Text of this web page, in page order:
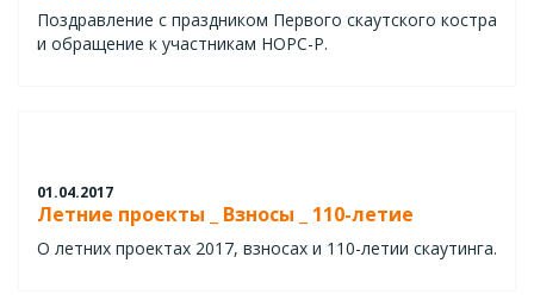
Поздравление с праздником Первого скаутского костра
и обращение к участникам НОРС-Р.
01.04.2017
Летние проекты _ Взносы _ 110-летие
О летних проектах 2017, взносах и 110-летии скаутинга.